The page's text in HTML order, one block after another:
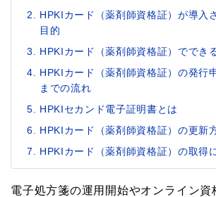
HPKIカード（薬剤師資格証）が導入
目的
HPKIカード（薬剤師資格証）ででき
HPKIカード（薬剤師資格証）の発行
までの流れ
HPKIセカンド電子証明書とは
HPKIカード（薬剤師資格証）の更新
HPKIカード（薬剤師資格証）の取得
電子処方箋の運用開始やオンライン資